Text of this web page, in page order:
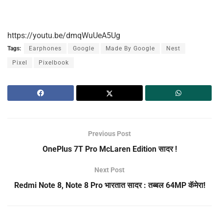
https://youtu.be/dmqWuUeA5Ug
Tags: Earphones Google Made By Google Nest
Pixel Pixelbook
Previous Post
OnePlus 7T Pro McLaren Edition सादर !
Next Post
Redmi Note 8, Note 8 Pro भारतात सादर : तब्बल 64MP कॅमेरा!